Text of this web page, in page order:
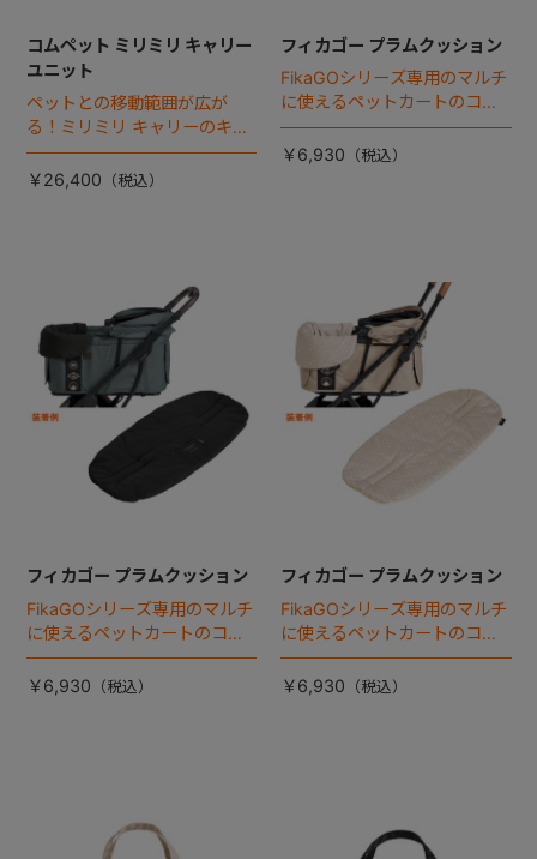
コムペット ミリミリ キャリー
ユニット
ペットとの移動範囲が広が
る！ミリミリ キャリーのキャ
リー部単品が登場！
￥26,400
フィカゴー プラムクッション
FikaGOシリーズ専用のマルチ
に使えるペットカートのコー
ナークッション登場。
￥6,930
フィカゴー プラムクッション
FikaGOシリーズ専用のマルチ
に使えるペットカートのコー
ナークッション登場。
￥6,930
フィカゴー プラムクッション
FikaGOシリーズ専用のマルチ
に使えるペットカートのコー
ナークッション登場。
￥6,930